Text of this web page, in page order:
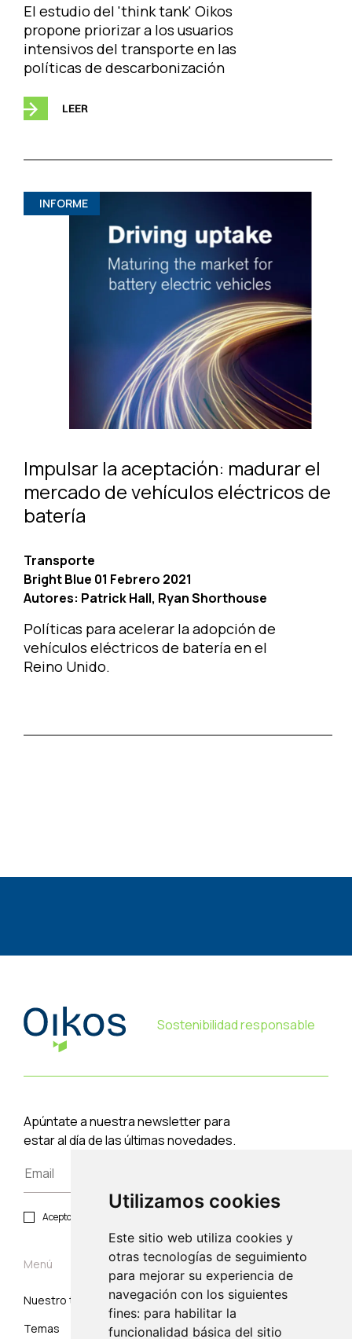
Utilizamos cookies
Este sitio web utiliza cookies y
otras tecnologías de seguimiento
para mejorar su experiencia de
navegación con los siguientes
fines: para habilitar la
funcionalidad básica del sitio
El estudio del 'think tank' Oikos
propone priorizar a los usuarios
intensivos del transporte en las
políticas de descarbonización
LEER
INFORME
Impulsar la aceptación: madurar el
mercado de vehículos eléctricos de
batería
Transporte
Bright Blue 01 Febrero 2021
Autores: Patrick Hall, Ryan Shorthouse
Políticas para acelerar la adopción de
vehículos eléctricos de batería en el
Reino Unido.
Sostenibilidad responsable
Apúntate a nuestra newsletter para
estar al día de las últimas novedades.
Acepto política de privacidad y protección de datos.
Menú
Nuestro trabajo
Temas
Suscribirse
Correo electrónico